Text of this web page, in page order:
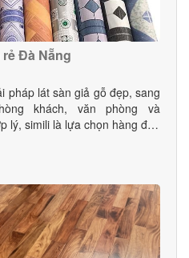
Đà Nẵng
pháp lát sàn giả gỗ đẹp, sang
khách, văn phòng và
lý, simili là lựa chọn hàng đầu